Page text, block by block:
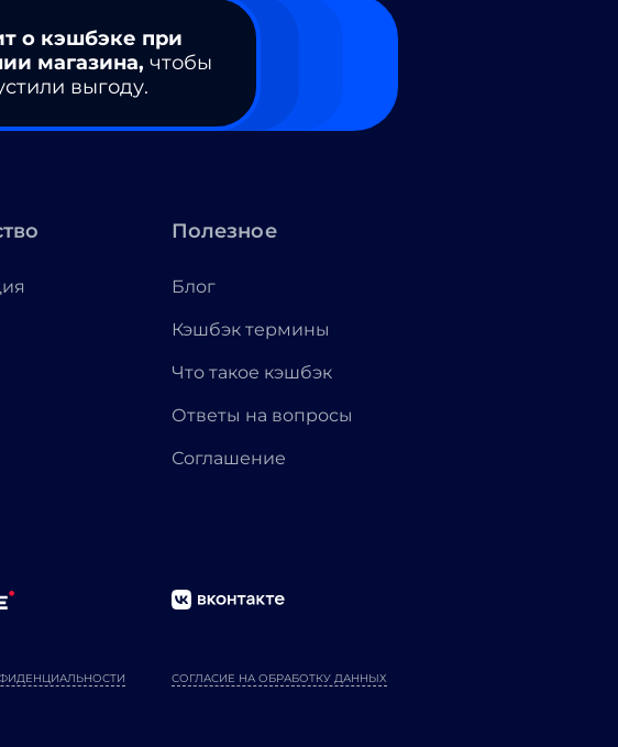
о кэшбэке при
магазина, чтобы
выгоду.
Полезное
Блог
Кэшбэк термины
Что такое кэшбэк
Ответы на вопросы
Соглашение
СОГЛАСИЕ НА ОБРАБОТКУ ДАННЫХ